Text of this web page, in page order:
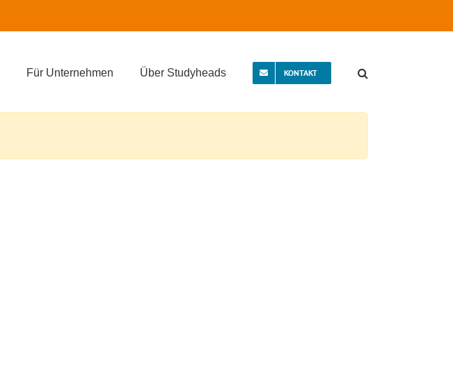
Für Unternehmen Über Studyheads KONTAKT